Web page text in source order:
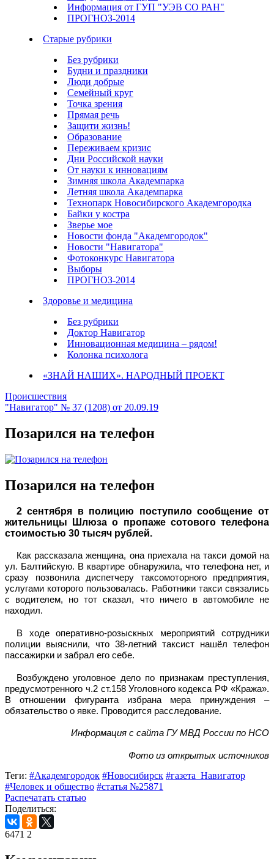
Информация от ГУП "УЭВ СО РАН"
ПРОГНОЗ-2014
Старые рубрики
Без рубрики
Будни и праздники
Люди добрые
Семейный круг
Точка зрения
Прямая речь
Защити жизнь!
Образование
Переживаем кризис
Дни Российской науки
От науки к инновациям
Зимняя школа Академпарка
Летняя школа Академпарка
Технопарк Новосибирского Академгородка
Байки у костра
Зверье мое
Новости фонда "Академгородок"
Новости "Навигатора"
Фотоконкурс Навигатора
Выборы
ПРОГНОЗ-2014
Здоровье и медицина
Без рубрики
Доктор Навигатор
Инновационная медицина – рядом!
Колонка психолога
«ЗНАЙ НАШИХ». НАРОДНЫЙ ПРОЕКТ
Происшествия
"Навигатор" № 37 (1208) от 20.09.19
Позарился на телефон
Позарился на телефон
2 сентября в полицию поступило сообщение от
жительницы Шлюза о пропаже сотового телефона
стоимостью 30 тысяч рублей.
Как рассказала женщина, она приехала на такси домой на
ул. Балтийскую. В квартире обнаружила, что телефона нет, и
сразу позвонила диспетчеру таксомоторного предприятия,
услугами которого пользовалась. Работники такси связались
с водителем, но тот сказал, что ничего в автомобиле не
находил.
В ходе оперативно-розыскных мероприятий сотрудники
полиции выяснили, что 38-летний таксист нашёл телефон
пассажирки и забрал его себе.
Возбуждено уголовное дело по признакам преступления,
предусмотренного ч.2 ст.158 Уголовного кодекса РФ «Кража».
В отношении фигуранта избрана мера принуждения –
обязательство о явке. Проводится расследование.
Информация с сайта ГУ МВД России по НСО
Фото из открытых источников
Теги: #Академгородок #Новосибирск #газета_Навигатор
#Человек и общество #статья №25871
Распечатать статью
Поделиться:
6471 2